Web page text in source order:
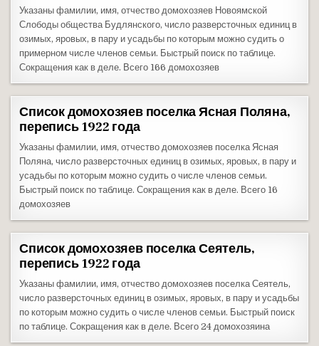
Указаны фамилии, имя, отчество домохозяев Новоямской
Слободы общества Будлянского, число разверсточных единиц в
озимых, яровых, в пару и усадьбы по которым можно судить о
примерном числе членов семьи. Быстрый поиск по таблице.
Сокращения как в деле. Всего 166 домохозяев
Список домохозяев поселка Ясная Поляна,
перепись 1922 года
Указаны фамилии, имя, отчество домохозяев поселка Ясная
Поляна, число разверсточных единиц в озимых, яровых, в пару и
усадьбы по которым можно судить о числе членов семьи.
Быстрый поиск по таблице. Сокращения как в деле. Всего 16
домохозяев
Список домохозяев поселка Сеятель,
перепись 1922 года
Указаны фамилии, имя, отчество домохозяев поселка Сеятель,
число разверсточных единиц в озимых, яровых, в пару и усадьбы
по которым можно судить о числе членов семьи. Быстрый поиск
по таблице. Сокращения как в деле. Всего 24 домохозяина